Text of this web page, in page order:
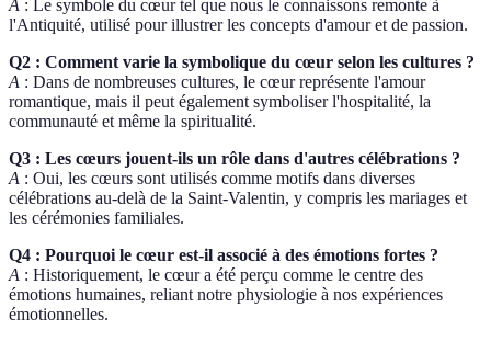
A : Le symbole du cœur tel que nous le connaissons remonte à
l'Antiquité, utilisé pour illustrer les concepts d'amour et de passion.
Q2 : Comment varie la symbolique du cœur selon les cultures ?
A : Dans de nombreuses cultures, le cœur représente l'amour
romantique, mais il peut également symboliser l'hospitalité, la
communauté et même la spiritualité.
Q3 : Les cœurs jouent-ils un rôle dans d'autres célébrations ?
A : Oui, les cœurs sont utilisés comme motifs dans diverses
célébrations au-delà de la Saint-Valentin, y compris les mariages et
les cérémonies familiales.
Q4 : Pourquoi le cœur est-il associé à des émotions fortes ?
A : Historiquement, le cœur a été perçu comme le centre des
émotions humaines, reliant notre physiologie à nos expériences
émotionnelles.